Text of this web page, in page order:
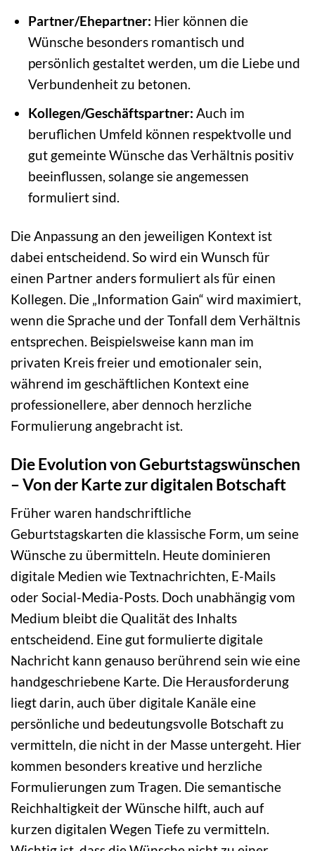
Partner/Ehepartner: Hier können die
Wünsche besonders romantisch und
persönlich gestaltet werden, um die Liebe und
Verbundenheit zu betonen.
Kollegen/Geschäftspartner: Auch im
beruflichen Umfeld können respektvolle und
gut gemeinte Wünsche das Verhältnis positiv
beeinflussen, solange sie angemessen
formuliert sind.
Die Anpassung an den jeweiligen Kontext ist
dabei entscheidend. So wird ein Wunsch für
einen Partner anders formuliert als für einen
Kollegen. Die „Information Gain“ wird maximiert,
wenn die Sprache und der Tonfall dem Verhältnis
entsprechen. Beispielsweise kann man im
privaten Kreis freier und emotionaler sein,
während im geschäftlichen Kontext eine
professionellere, aber dennoch herzliche
Formulierung angebracht ist.
Die Evolution von Geburtstagswünschen
– Von der Karte zur digitalen Botschaft
Früher waren handschriftliche
Geburtstagskarten die klassische Form, um seine
Wünsche zu übermitteln. Heute dominieren
digitale Medien wie Textnachrichten, E-Mails
oder Social-Media-Posts. Doch unabhängig vom
Medium bleibt die Qualität des Inhalts
entscheidend. Eine gut formulierte digitale
Nachricht kann genauso berührend sein wie eine
handgeschriebene Karte. Die Herausforderung
liegt darin, auch über digitale Kanäle eine
persönliche und bedeutungsvolle Botschaft zu
vermitteln, die nicht in der Masse untergeht. Hier
kommen besonders kreative und herzliche
Formulierungen zum Tragen. Die semantische
Reichhaltigkeit der Wünsche hilft, auch auf
kurzen digitalen Wegen Tiefe zu vermitteln.